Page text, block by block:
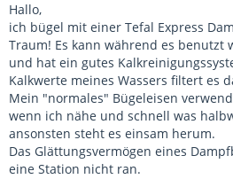
Hallo,
ich bügel mit einer Tefal Express
Traum! Es kann während es benutzt
und hat ein gutes
Kalkwerte meines Wassers filtert es
Mein "normales" Bügeleisen
wenn ich nähe und schnell was
ansonsten steht es einsam herum.
Das Glättungsvermögen eines
eine Station nicht ran.